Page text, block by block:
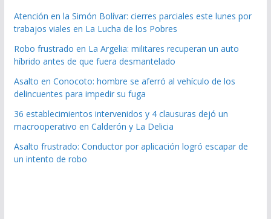
Atención en la Simón Bolívar: cierres parciales este lunes por
trabajos viales en La Lucha de los Pobres
Robo frustrado en La Argelia: militares recuperan un auto
híbrido antes de que fuera desmantelado
Asalto en Conocoto: hombre se aferró al vehículo de los
delincuentes para impedir su fuga
36 establecimientos intervenidos y 4 clausuras dejó un
macrooperativo en Calderón y La Delicia
Asalto frustrado: Conductor por aplicación logró escapar de
un intento de robo